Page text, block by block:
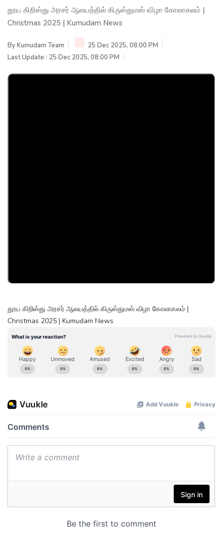
தூய கிறிஸ்து அரசர் ஆலயத்தில் கிருஸ்துமஸ் விழா கோலாகலம் |
Christmas 2025 | Kumudam News
ByKumudam Team
25 Dec 2025, 08:00 PM
Last Update : 25 Dec 2025, 08:00 PM
தூய கிறிஸ்து அரசர் ஆலயத்தில் கிருஸ்துமஸ் விழா கோலாகலம் |
Christmas 2025 | Kumudam News